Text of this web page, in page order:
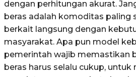
dengan perhitungan akurat.
beras adalah komoditas paling
berkait langsung dengan
masyarakat. Apa pun model
pemerintah wajib memastikan
beras harus selalu cukup, untuk